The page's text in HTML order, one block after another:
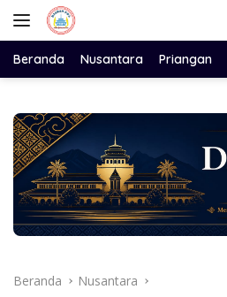
Langsung
Beranda Nusantara Priangan
Beranda Nusantara